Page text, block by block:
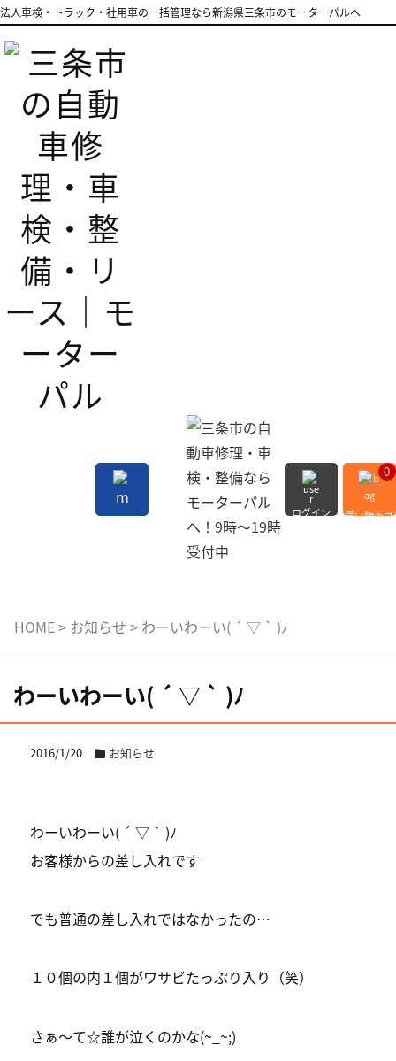
法人車検・トラック・社用車の一括管理なら新潟県三条市のモーターパルへ
ログイン
0
買い物カゴ
HOME> お知らせ > わーいわーい( ´ ▽ ` )ﾉ
わーいわーい( ´ ▽ ` )ﾉ
2016/1/20 お知らせ
わーいわーい( ´ ▽ ` )ﾉ
お客様からの差し入れです
でも普通の差し入れではなかったの…
１０個の内１個がワサビたっぷり入り（笑）
さぁ〜て☆誰が泣くのかな(~_~;)